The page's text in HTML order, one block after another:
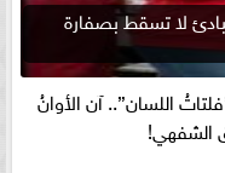
لا تسقط بصفارة
اللسان”.. آن الأوانُ
الشفهي!